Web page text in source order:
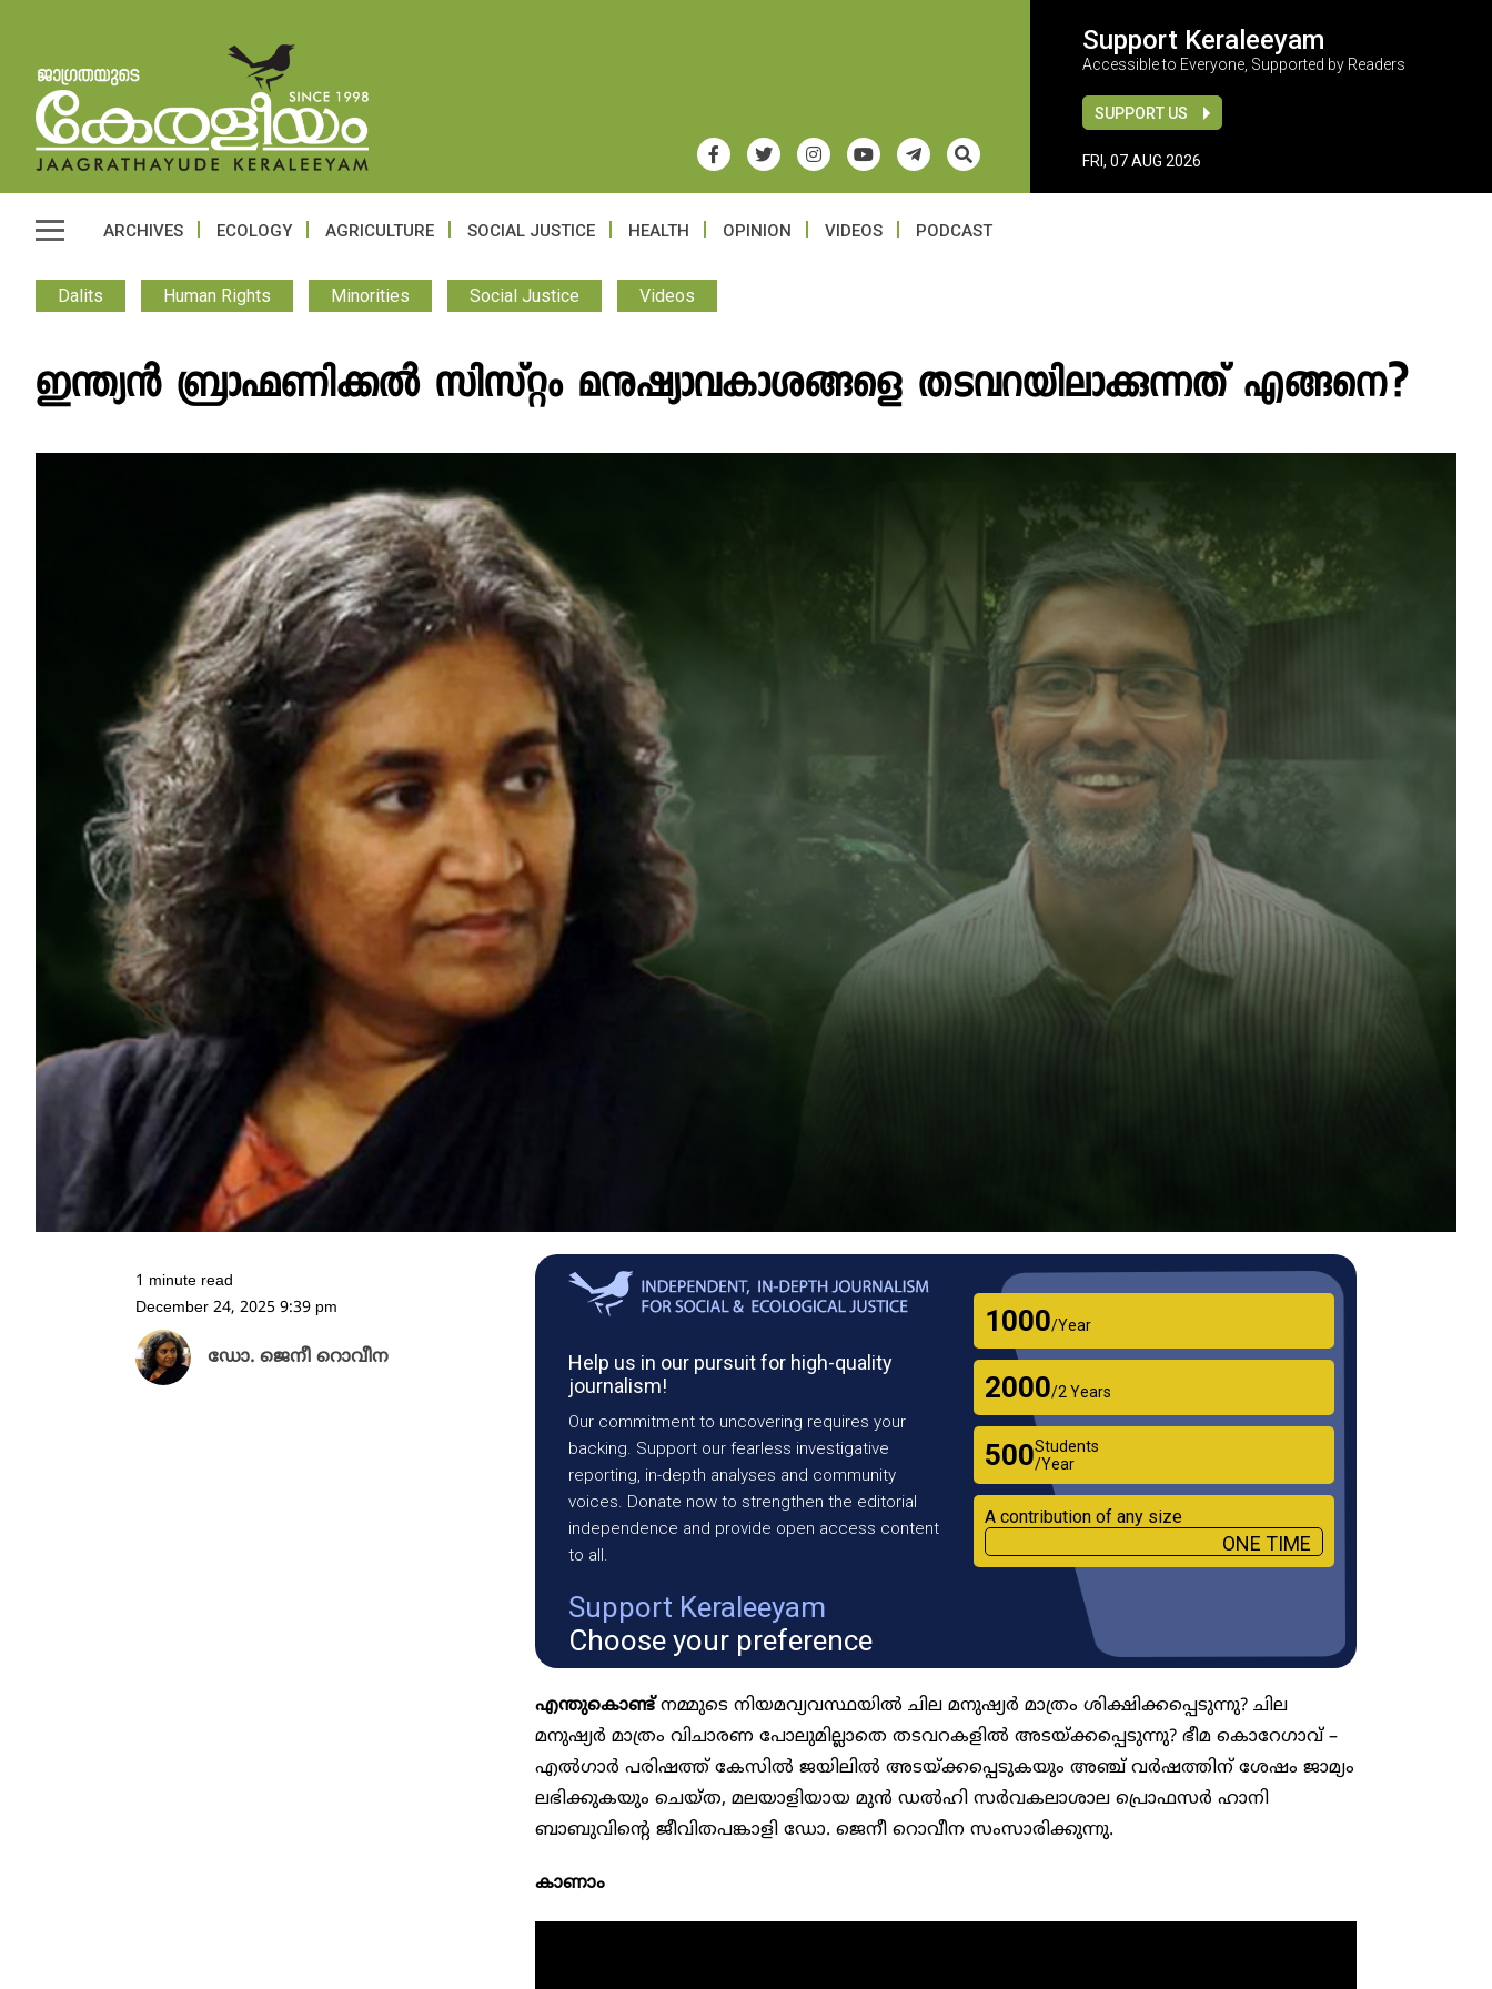
Support Keraleeyam
Accessible to Everyone, Supported by Readers
SUPPORT US
FRI, 07 AUG 2026
ARCHIVES ECOLOGY AGRICULTURE SOCIAL JUSTICE HEALTH OPINION VIDEOS PODCAST
Dalits Human Rights Minorities Social Justice Videos
ഇന്ത്യൻ ബ്രാഹ്മണിക്കൽ സിസ്റ്റം മനുഷ്യാവകാശങ്ങളെ തടവറയിലാക്കുന്നത് എങ്ങനെ?
Help us in our pursuit for high-quality
journalism!
Our commitment to uncovering requires your
backing. Support our fearless investigative
reporting, in-depth analyses and community
voices. Donate now to strengthen the editorial
independence and provide open access content
to all.
Support Keraleeyam
Choose your preference
₹1000/Year
₹2000/2 Years
₹500Students
/Year
A contribution of any size
ONE TIME
എന്തുകൊണ്ട്നമ്മുടെ നിയമവ്യവസ്ഥയിൽ ചില മനുഷ്യർ മാത്രം ശിക്ഷിക്കപ്പെടുന്നു? ചില
മനുഷ്യർ മാത്രം വിചാരണ പോലുമില്ലാതെ തടവറകളിൽ അടയ്ക്കപ്പെടുന്നു? ഭീ​മ ​കൊ​റേ​ഗാ​വ്​ –
എ​ൽ​ഗാ​ർ പ​രി​ഷ​ത്ത്​​ കേ​സി​ൽ ജയിലിൽ അടയ്ക്കപ്പെടുകയും അഞ്ച് വർഷത്തിന് ശേഷം ജാമ്യം
ലഭിക്കുകയും ചെയ്ത, മലയാളിയായ മുൻ ഡൽഹി സർവകലാശാല പ്രൊഫസർ ഹാനി
ബാബുവിന്റെ ജീവിതപങ്കാളി ഡോ. ജെനീ റൊവീന സംസാരിക്കുന്നു.
കാണാം
1 minute read
December 24, 2025 9:39 pm
ഡോ. ജെനീ റൊവീന